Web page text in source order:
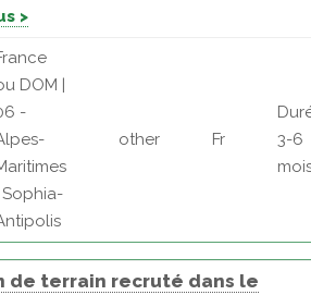
>
DOM |
-
Sophia-
other Fr
3-6
de terrain recruté dans le